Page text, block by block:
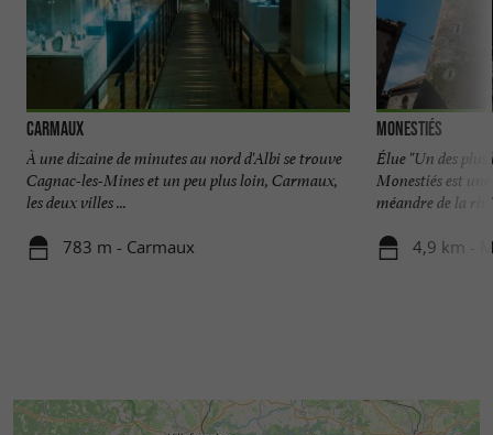
Carmaux
À une dizaine de minutes au nord d'Albi se trouve
Cagnac-les-Mines et un peu plus loin, Carmaux,
les deux villes ...
783 m - Carmaux
Monestiés
Élue "Un des plus
Monestiés est
méandre de la
4,9 km -